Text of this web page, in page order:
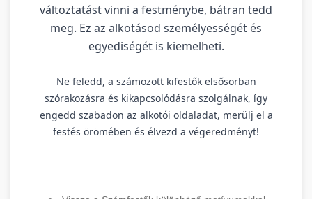
változtatást vinni a festménybe, bátran tedd
meg. Ez az alkotásod személyességét és
egyediségét is kiemelheti.
Ne feledd, a számozott kifestők elsősorban
szórakozásra és kikapcsolódásra szolgálnak, így
engedd szabadon az alkotói oldaladat, merülj el a
festés örömében és élvezd a végeredményt!